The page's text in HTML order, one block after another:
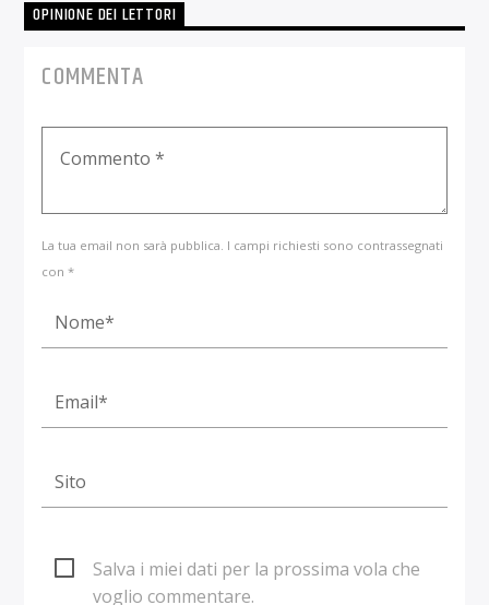
OPINIONE DEI LETTORI
COMMENTA
La tua email non sarà pubblica. I campi richiesti sono contrassegnati
con *
Salva i miei dati per la prossima vola che
voglio commentare.